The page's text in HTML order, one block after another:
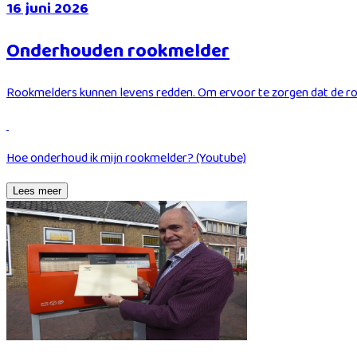
16 juni 2026
Onderhouden rookmelder
Rookmelders kunnen levens redden. Om ervoor te zorgen dat de
Hoe onderhoud ik mijn rookmelder? (Youtube)
Lees meer